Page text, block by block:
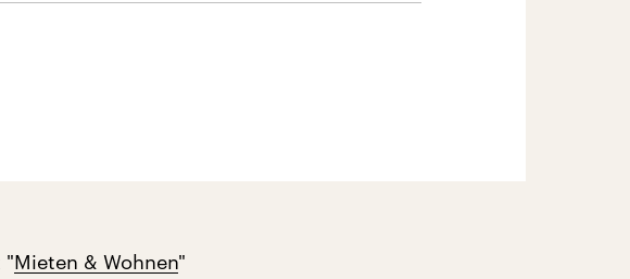
"Mieten & Wohnen"